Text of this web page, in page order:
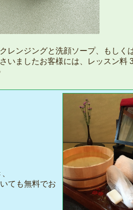
レンジングと洗顔ソープ、もしく
いましたお客様には、レッスン料
ても無料でお